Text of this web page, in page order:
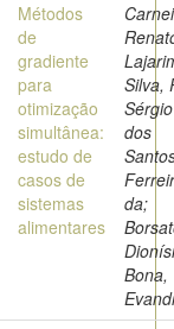
Métodos
de
gradiente
para
otimização
simultânea:
estudo de
casos de
sistemas
alimentares
Silva,
Sérgio
dos
da;
Bona,